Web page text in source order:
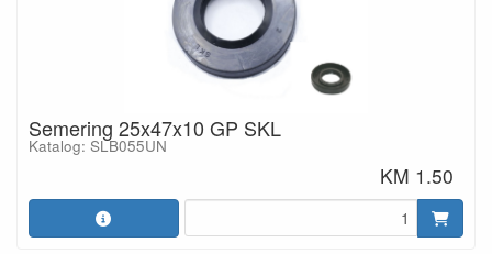
Semering 25x47x10 GP SKL
Katalog: SLB055UN
KM 1.50